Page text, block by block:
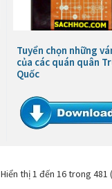
Tuyển chọn những
của các quán quân
Quốc
Hiển thị 1 đến 16 trong 481